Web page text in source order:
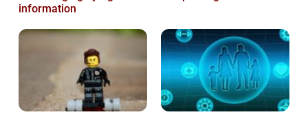
information